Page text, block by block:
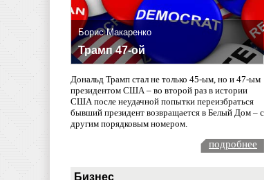
Борис Макаренко
Трамп 47-ой
Дональд Трамп стал не только 45-ым, но и 47-ым
президентом США – во второй раз в истории
США после неудачной попытки переизбраться
бывший президент возвращается в Белый Дом – с
другим порядковым номером.
подробнее
Бизнес